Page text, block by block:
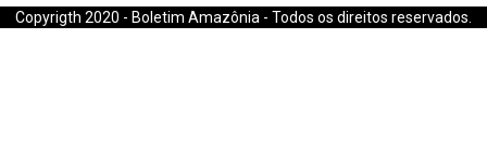
Copyrigth 2020 - Boletim Amazônia - Todos os direitos reservados.